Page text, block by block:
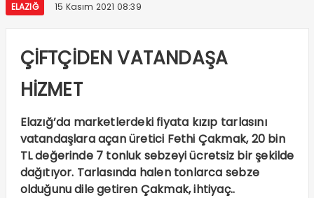
ELAZIĞ 15 Kasım 2021 08:39
ÇİFTÇİDEN VATANDAŞA
HİZMET
Elazığ’da marketlerdeki fiyata kızıp tarlasını
vatandaşlara açan üretici Fethi Çakmak, 20 bin
TL değerinde 7 tonluk sebzeyi ücretsiz bir şekilde
dağıtıyor. Tarlasında halen tonlarca sebze
olduğunu dile getiren Çakmak, ihtiyaç..